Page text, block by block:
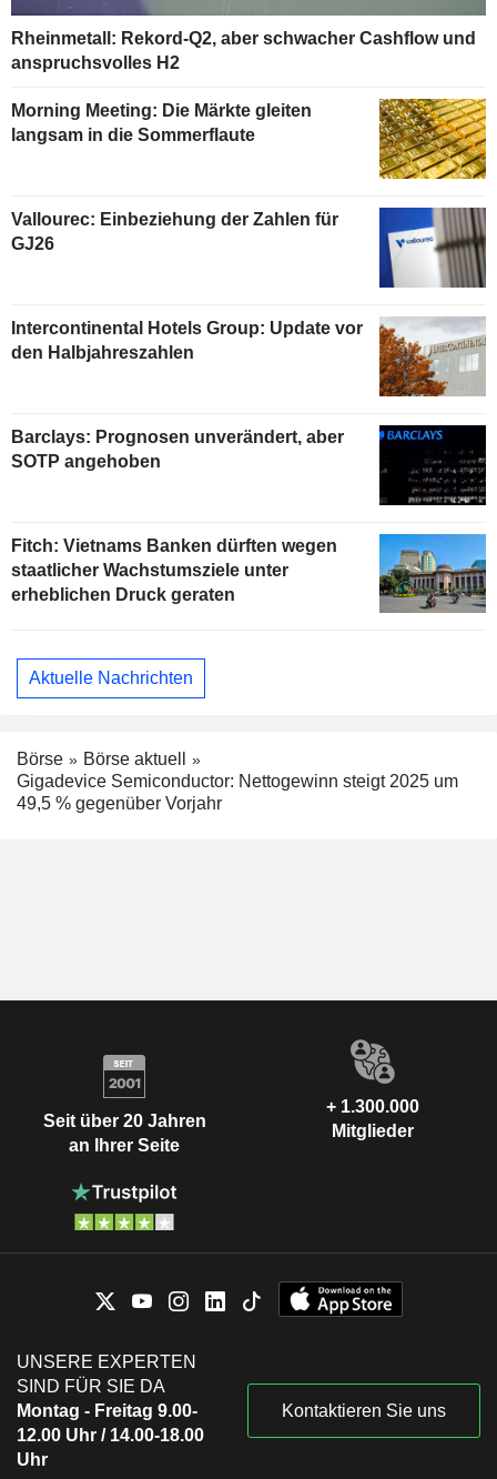
Rheinmetall: Rekord-Q2, aber schwacher Cashflow und
anspruchsvolles H2
Morning Meeting: Die Märkte gleiten
langsam in die Sommerflaute
Vallourec: Einbeziehung der Zahlen für
GJ26
Intercontinental Hotels Group: Update vor
den Halbjahreszahlen
Barclays: Prognosen unverändert, aber
SOTP angehoben
Fitch: Vietnams Banken dürften wegen
staatlicher Wachstumsziele unter
erheblichen Druck geraten
Aktuelle Nachrichten
Börse
Börse aktuell
Gigadevice Semiconductor: Nettogewinn steigt 2025 um
49,5 % gegenüber Vorjahr
Seit über 20 Jahren
an Ihrer Seite
+ 1.300.000
Mitglieder
UNSERE EXPERTEN
SIND FÜR SIE DA
Montag - Freitag 9.00-
12.00 Uhr / 14.00-18.00
Uhr
Kontaktieren Sie uns